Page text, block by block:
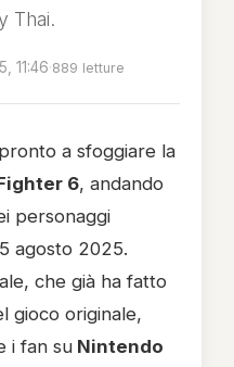
Thai.
11:46·889 letture
a sfoggiare la
6, andando
personaggi
agosto 2025.
che già ha fatto
gioco originale,
i fan su Nintendo